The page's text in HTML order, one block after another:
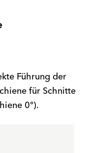
Führung der
für Schnitte
0°).